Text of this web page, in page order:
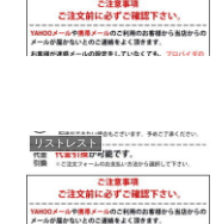
リストレスト